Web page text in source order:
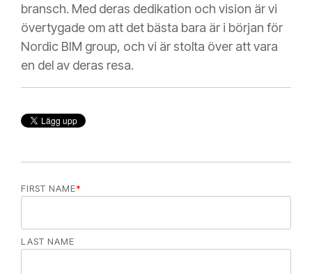
bransch. Med deras dedikation och vision är vi
övertygade om att det bästa bara är i början för
Nordic BIM group, och vi är stolta över att vara
en del av deras resa.
FIRST NAME*
LAST NAME